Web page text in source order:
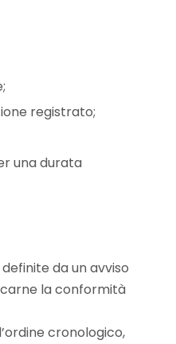
registrato;
una durata
da un avviso
la conformità
cronologico,